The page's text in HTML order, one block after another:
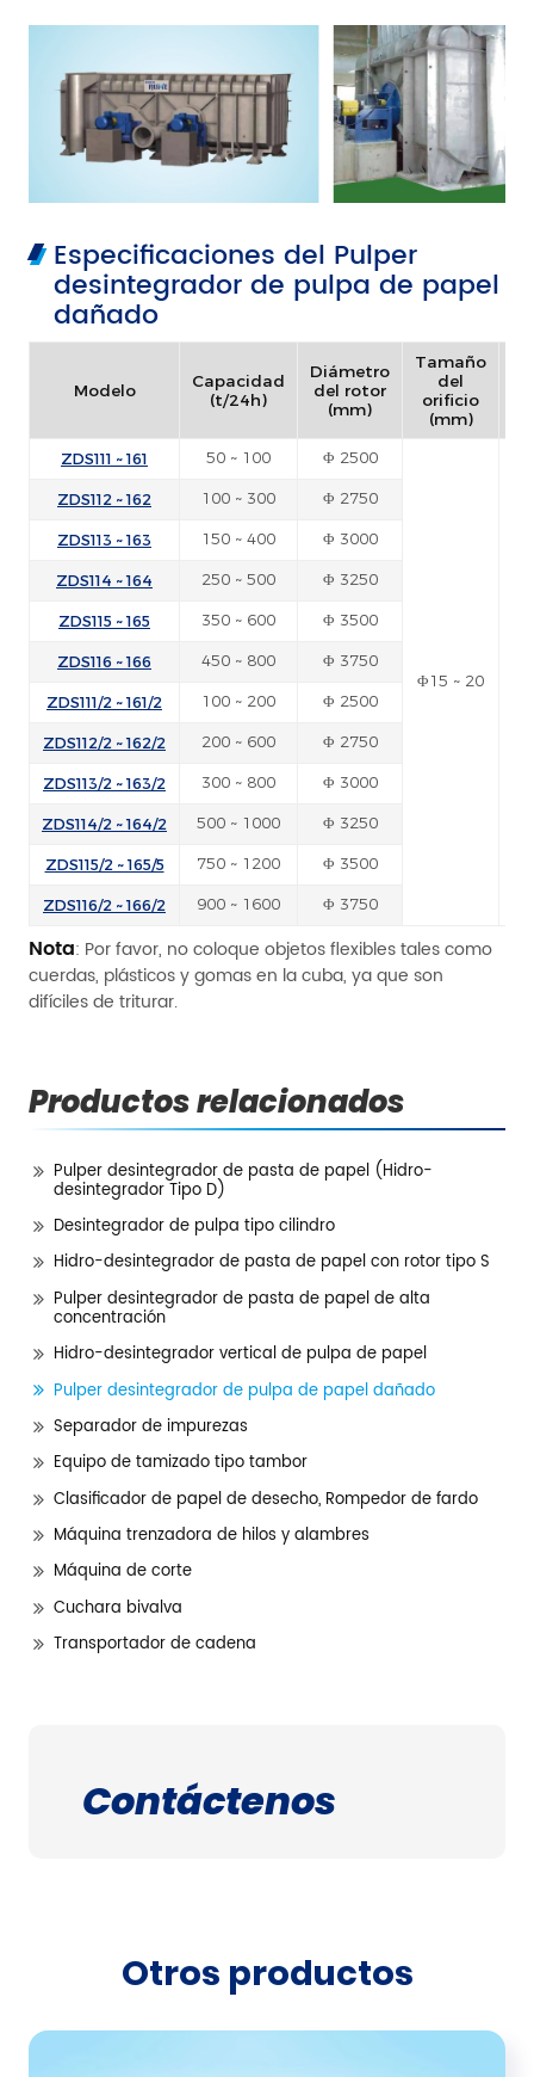
Especificaciones del Pulper
desintegrador de pulpa de papel
dañado
Modelo
Capacidad
(t/24h)
Diámetro
del rotor
(mm)
Tamaño
del
orificio
(mm)
ZDS111 ~ 161 50 ~ 100 Φ 2500
Φ15 ~ 20
ZDS112 ~ 162 100 ~ 300 Φ 2750
ZDS113 ~ 163 150 ~ 400 Φ 3000
ZDS114 ~ 164 250 ~ 500 Φ 3250
ZDS115 ~ 165 350 ~ 600 Φ 3500
ZDS116 ~ 166 450 ~ 800 Φ 3750
ZDS111/2 ~ 161/2 100 ~ 200 Φ 2500
ZDS112/2 ~ 162/2 200 ~ 600 Φ 2750
ZDS113/2 ~ 163/2 300 ~ 800 Φ 3000
ZDS114/2 ~ 164/2 500 ~ 1000 Φ 3250
ZDS115/2 ~ 165/5 750 ~ 1200 Φ 3500
ZDS116/2 ~ 166/2 900 ~ 1600 Φ 3750
Nota: Por favor, no coloque objetos flexibles tales como
cuerdas, plásticos y gomas en la cuba, ya que son
difíciles de triturar.
Productos relacionados
Pulper desintegrador de pasta de papel (Hidro-
desintegrador Tipo D)
Desintegrador de pulpa tipo cilindro
Hidro-desintegrador de pasta de papel con rotor tipo S
Pulper desintegrador de pasta de papel de alta
concentración
Hidro-desintegrador vertical de pulpa de papel
Pulper desintegrador de pulpa de papel dañado
Separador de impurezas
Equipo de tamizado tipo tambor
Clasificador de papel de desecho, Rompedor de fardo
Máquina trenzadora de hilos y alambres
Máquina de corte
Cuchara bivalva
Transportador de cadena
Contáctenos
Otros productos